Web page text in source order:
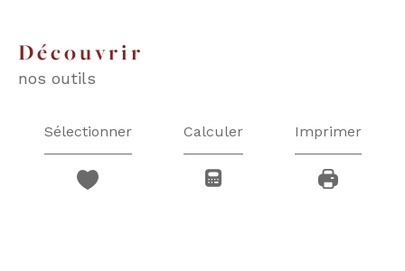
découvrir
nos outils
Sélectionner Calculer Imprimer